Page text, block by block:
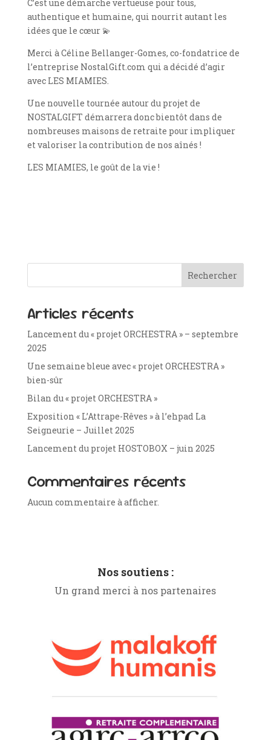
C’est une démarche vertueuse pour tous,
authentique et humaine, qui nourrit autant les
idées que le cœur 💫
Merci à Céline Bellanger-Gomes, co-fondatrice de
l’entreprise NostalGift.com qui a décidé d’agir
avec LES MIAMIES.
Une nouvelle tournée autour du projet de
NOSTALGIFT démarrera donc bientôt dans de
nombreuses maisons de retraite pour impliquer
et valoriser la contribution de nos aînés !
LES MIAMIES, le goût de la vie !
Rechercher
Articles récents
Lancement du « projet ORCHESTRA » – septembre
2025
Une semaine bleue avec « projet ORCHESTRA »
bien-sûr
Bilan du « projet ORCHESTRA »
Exposition « L’Attrape-Rêves » à l’ehpad La
Seigneurie – Juillet 2025
Lancement du projet HOSTOBOX – juin 2025
Commentaires récents
Aucun commentaire à afficher.
Nos soutiens :
Un grand merci à nos partenaires